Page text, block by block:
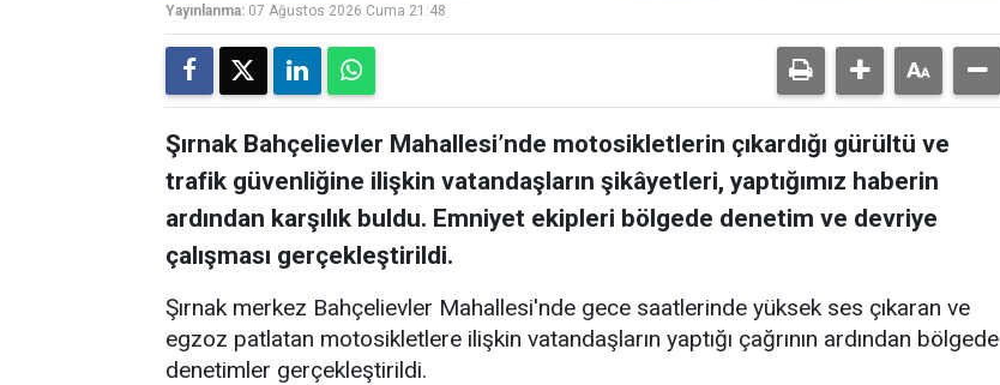
Yayınlanma: 07 Ağustos 2026 Cuma 21:48
Şırnak Bahçelievler Mahallesi’nde motosikletlerin çıkardığı gürültü ve
trafik güvenliğine ilişkin vatandaşların şikâyetleri, yaptığımız haberin
ardından karşılık buldu. Emniyet ekipleri bölgede denetim ve devriye
çalışması gerçekleştirildi.
Şırnak merkez Bahçelievler Mahallesi'nde gece saatlerinde yüksek ses çıkaran ve
egzoz patlatan motosikletlere ilişkin vatandaşların yaptığı çağrının ardından bölgede
denetimler gerçekleştirildi.